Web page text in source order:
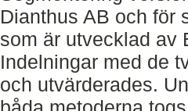
Dianthus AB och för
som är utvecklad av
Indelningar med de
och utvärderades.